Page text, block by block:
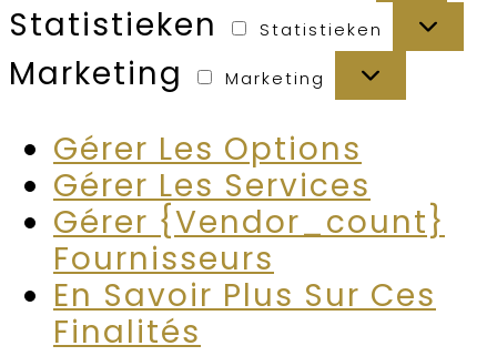
Statistieken Statistieken
Marketing Marketing
Gérer Les Options
Gérer Les Services
Gérer {vendor_count}
Fournisseurs
En Savoir Plus Sur Ces
Finalités